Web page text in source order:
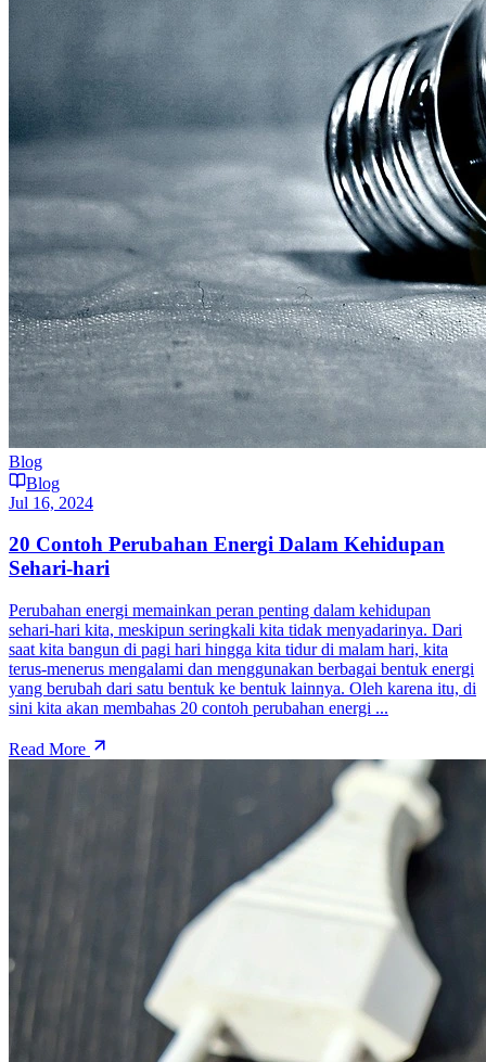
Blog
Blog
Jul 16, 2024
20 Contoh Perubahan Energi Dalam Kehidupan
Sehari-hari
Perubahan energi memainkan peran penting dalam kehidupan
sehari-hari kita, meskipun seringkali kita tidak menyadarinya. Dari
saat kita bangun di pagi hari hingga kita tidur di malam hari, kita
terus-menerus mengalami dan menggunakan berbagai bentuk energi
yang berubah dari satu bentuk ke bentuk lainnya. Oleh karena itu, di
sini kita akan membahas 20 contoh perubahan energi ...
Read More